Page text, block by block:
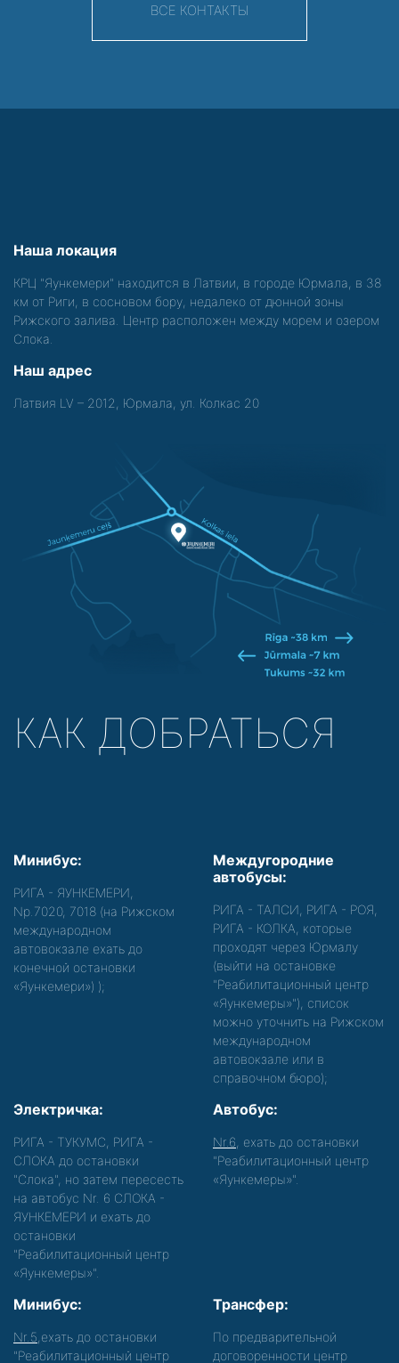
ВСЕ КОНТАКТЫ
Наша локация
КРЦ "Яункемери" находится в Латвии, в городе Юрмала, в 38
км от Риги, в сосновом бору, недалеко от дюнной зоны
Рижского залива. Центр расположен между морем и озером
Слока.
Наш адрес
Латвия LV – 2012, Юрмала, ул. Колкас 20
КАК ДОБРАТЬСЯ
Минибус:
РИГА - ЯУНКЕМЕРИ,
Nр.7020, 7018 (на Рижском
международном
автовокзале ехать до
конечной остановки
«Яункемери») );
Междугородние
автобусы:
РИГА - ТАЛСИ, РИГА - РОЯ,
РИГА - КОЛКА, которые
проходят через Юрмалу
(выйти на остановке
"Реабилитационный центр
«Яункемеры»"), список
можно уточнить на Рижском
международном
автовокзале или в
справочном бюро);
Электричка:
РИГА - ТУКУМС, РИГА -
СЛОКА до остановки
"Слока", но затем пересесть
на автобус Nr. 6 СЛОКА -
ЯУНКЕМЕРИ и ехать до
остановки
"Реабилитационный центр
«Яункемеры»".
Автобус:
Nr.6 , ехать до остановки
"Реабилитационный центр
«Яункемеры»".
Минибус:
Nr.5 ,ехать до остановки
"Реабилитационный центр
Трансфер:
По предварительной
договоренности центр